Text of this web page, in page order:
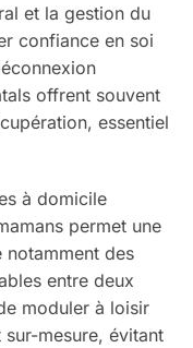
et la gestion du
confiance en soi
offrent souvent
essentiel
à domicile
permet une
des
entre deux
moduler à loisir
sur-mesure, évitant